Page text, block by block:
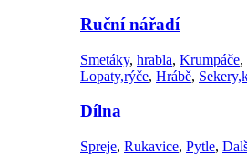
Ruční nářadí
Smetáky, hrabla, Krumpáče,
Lopaty,rýče, Hrábě,
Dílna
Spreje, Rukavice, Pytle,